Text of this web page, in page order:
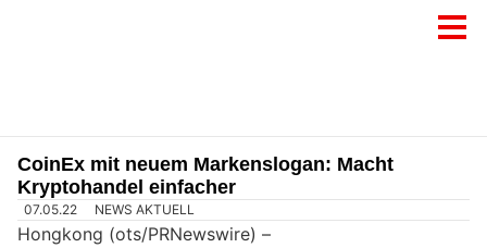
CoinEx mit neuem Markenslogan: Macht
Kryptohandel einfacher
07.05.22 NEWS AKTUELL
Hongkong (ots/PRNewswire) –